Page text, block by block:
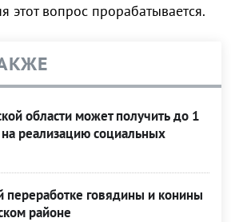
этот вопрос прорабатывается.
области может получить до 1
реализацию социальных
переработке говядины и конины
районе